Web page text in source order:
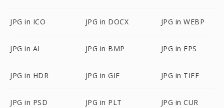
JPG in ICO JPG in DOCX JPG in WEBP
JPG in AI JPG in BMP JPG in EPS
JPG in HDR JPG in GIF JPG in TIFF
JPG in PSD JPG in PLT JPG in CUR